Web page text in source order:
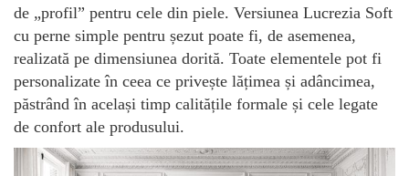
de „profil” pentru cele din piele. Versiunea Lucrezia Soft
cu perne simple pentru șezut poate fi, de asemenea,
realizată pe dimensiunea dorită. Toate elementele pot fi
personalizate în ceea ce privește lățimea și adâncimea,
păstrând în același timp calitățile formale și cele legate
de confort ale produsului.